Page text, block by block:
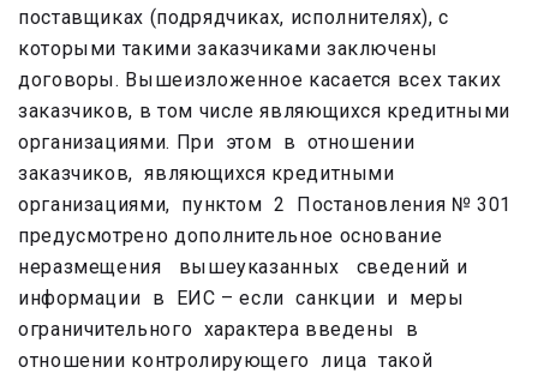
поставщиках (подрядчиках, исполнителях), с
которыми такими заказчиками заключены
договоры. Вышеизложенное касается всех таких
заказчиков, в том числе являющихся кредитными
организациями. При этом в отношении
заказчиков, являющихся кредитными
организациями, пунктом 2 Постановления № 301
предусмотрено дополнительное основание
неразмещения вышеуказанных сведений и
информации в ЕИС – если санкции и меры
ограничительного характера введены в
отношении контролирующего лица такой